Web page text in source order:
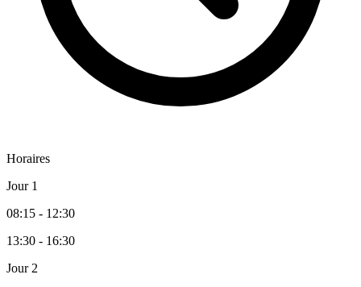
Horaires
Jour 1
08:15 - 12:30
13:30 - 16:30
Jour 2